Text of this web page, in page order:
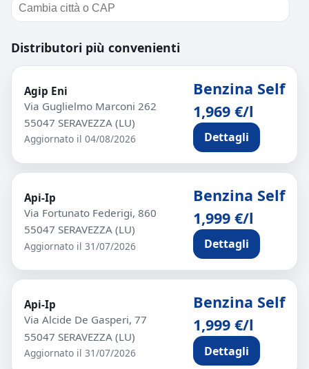
Distributori più convenienti
Agip Eni
Via Guglielmo Marconi 262
55047 SERAVEZZA (LU)
Aggiornato il 04/08/2026
Benzina Self
1,969 €/l
Dettagli
Api-Ip
Via Fortunato Federigi, 860
55047 SERAVEZZA (LU)
Aggiornato il 31/07/2026
Benzina Self
1,999 €/l
Dettagli
Api-Ip
Via Alcide De Gasperi, 77
55047 SERAVEZZA (LU)
Aggiornato il 31/07/2026
Benzina Self
1,999 €/l
Dettagli